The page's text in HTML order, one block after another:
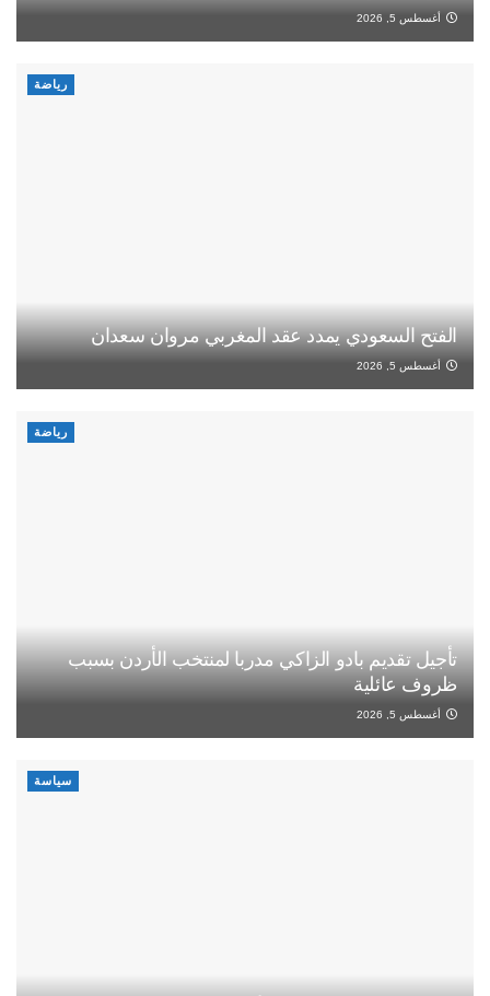
أغسطس 5, 2026
رياضة
الفتح السعودي يمدد عقد المغربي مروان سعدان
أغسطس 5, 2026
رياضة
تأجيل تقديم بادو الزاكي مدربا لمنتخب الأردن بسبب
ظروف عائلية
أغسطس 5, 2026
سياسة